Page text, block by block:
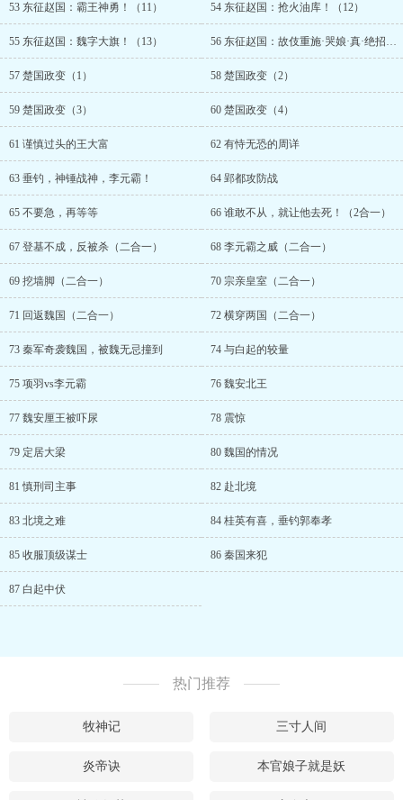
53 东征赵国：霸王神勇！（11） 54 东征赵国：抢火油库！（12）
55 东征赵国：魏字大旗！（13） 56 东征赵国：故伎重施·哭娘·真·绝招！（14）
57 楚国政变（1） 58 楚国政变（2）
59 楚国政变（3） 60 楚国政变（4）
61 谨慎过头的王大富 62 有恃无恐的周详
63 垂钓，神锤战神，李元霸！ 64 郢都攻防战
65 不要急，再等等 66 谁敢不从，就让他去死！（2合一）
67 登基不成，反被杀（二合一） 68 李元霸之威（二合一）
69 挖墙脚（二合一） 70 宗亲皇室（二合一）
71 回返魏国（二合一） 72 横穿两国（二合一）
73 秦军奇袭魏国，被魏无忌撞到 74 与白起的较量
75 项羽vs李元霸 76 魏安北王
77 魏安厘王被吓尿 78 震惊
79 定居大梁 80 魏国的情况
81 慎刑司主事 82 赴北境
83 北境之难 84 桂英有喜，垂钓郭奉孝
85 收服顶级谋士 86 秦国来犯
87 白起中伏
热门推荐
牧神记 三寸人间
炎帝诀 本官娘子就是妖